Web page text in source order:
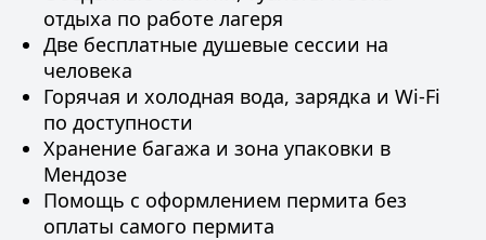
отдыха по работе лагеря
Две бесплатные душевые сессии на
человека
Горячая и холодная вода, зарядка и Wi-Fi
по доступности
Хранение багажа и зона упаковки в
Мендозе
Помощь с оформлением пермита без
оплаты самого пермита